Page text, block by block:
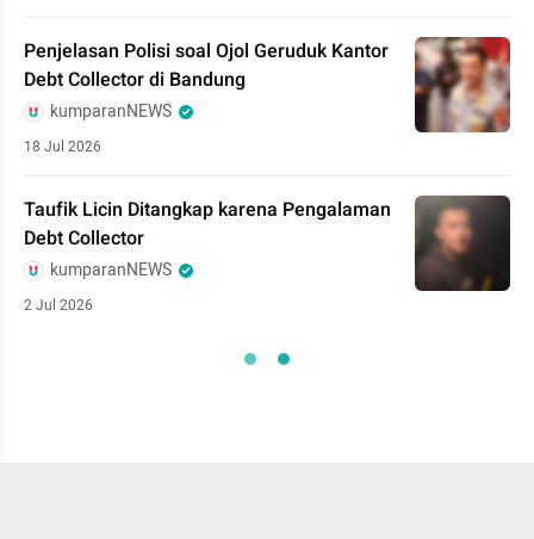
Penjelasan Polisi soal Ojol Geruduk Kantor
Debt Collector di Bandung
kumparanNEWS
18 Jul 2026
Taufik Licin Ditangkap karena Pengalaman
Debt Collector
kumparanNEWS
2 Jul 2026